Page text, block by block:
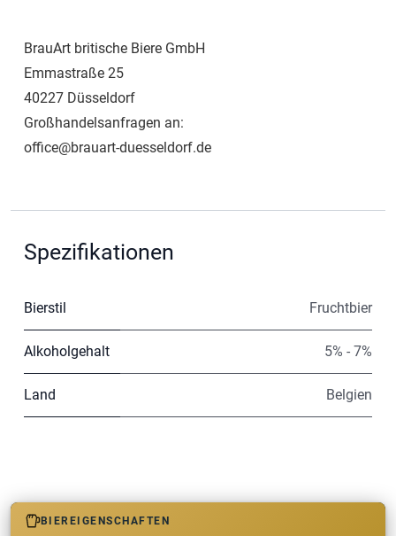
BrauArt britische Biere GmbH
Emmastraße 25
40227 Düsseldorf
Großhandelsanfragen an:
office@brauart-duesseldorf.de
Spezifikationen
Bierstil Fruchtbier
Alkoholgehalt 5% - 7%
Land Belgien
BIEREIGENSCHAFTEN